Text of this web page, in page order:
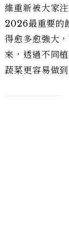
維重新被大家
2026最重要的
得愈多愈強大
來，透過不同
蔬菜更容易做到